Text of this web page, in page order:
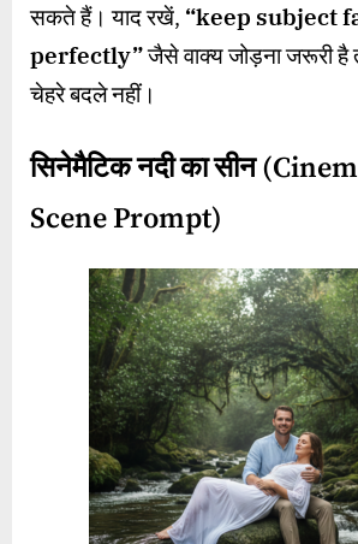
सकते हैं। याद रखें, “keep subject
perfectly”जैसे वाक्य जोड़ना जरूरी
चेहरे बदले नहीं।
सिनेमैटिक नदी का सीन
Scene Prompt)